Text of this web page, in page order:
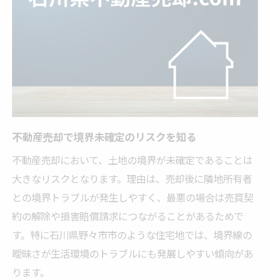
境界確認なしで不動産売却するリスク
境界未確定時の買主への説明ポイント
不動産売却で想定されるトラブル事例
境界確定費用や期間の考え方を解説
石川県野々市市で土地売却する際のリスク回避
法
不動産売却時の地域特有の注意事項
土地の境界未確定が及ぼす影響とは
リスクを抑えるための事前調査ポイント
専門家のサポートが重要な理由
不動産売却で境界未確定のリスクを知る
不動産売却において、土地の境界が未確定であることは
大きなリスクとなります。理由は、売却後に隣地所有者
との境界トラブルが発生しやすく、最悪の場合は売買契
約の解除や損害賠償請求につながることがあるためで
す。特に石川県野々市市のような住宅地では、境界線の
曖昧さが生活環境のトラブルにも発展しやすい傾向があ
ります。